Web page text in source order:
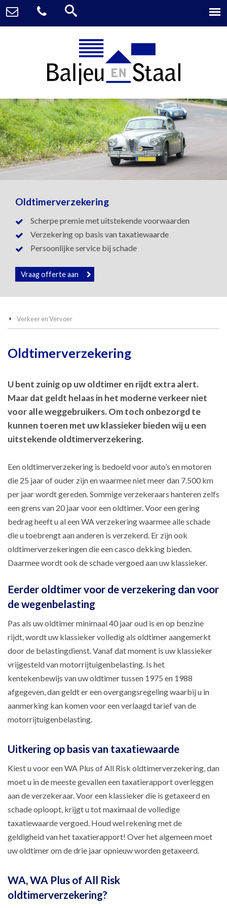
Oldtimerverzekering
Scherpe premie met uitstekende voorwaarden
Verzekering op basis van taxatiewaarde
Persoonlijke service bij schade
Vraag offerte aan
Verkeer en Vervoer
Oldtimerverzekering
U bent zuinig op uw oldtimer en rijdt extra alert.
Maar dat geldt helaas in het moderne verkeer niet
voor alle weggebruikers. Om toch onbezorgd te
kunnen toeren met uw klassieker bieden wij u een
uitstekende oldtimerverzekering.
Een oldtimerverzekering is bedoeld voor auto’s en motoren
die 25 jaar of ouder zijn en waarmee niet meer dan 7.500 km
per jaar wordt gereden. Sommige verzekeraars hanteren zelfs
een grens van 20 jaar voor een oldtimer. Voor een gering
bedrag heeft u al een WA verzekering waarmee alle schade
die u toebrengt aan anderen is verzekerd. Er zijn ook
oldtimerverzekeringen die een casco dekking bieden.
Daarmee wordt ook de schade vergoed aan uw klassieker.
Eerder oldtimer voor de verzekering dan voor
de wegenbelasting
Pas als uw oldtimer minimaal 40 jaar oud is en op benzine
rijdt, wordt uw klassieker volledig als oldtimer aangemerkt
door de belastingdienst. Vanaf dat moment is uw klassieker
vrijgesteld van motorrijtuigenbelasting. Is het
kentekenbewijs van uw oldtimer tussen 1975 en 1988
afgegeven, dan geldt er een overgangsregeling waarbij u in
aanmerking kan komen voor een verlaagd tarief van de
motorrijtuigenbelasting.
Uitkering op basis van taxatiewaarde
Kiest u voor een WA Plus of All Risk oldtimerverzekering, dan
moet u in de meeste gevallen een taxatierapport overleggen
aan de verzekeraar. Voor een klassieker die is getaxeerd en
schade oploopt, krijgt u tot maximaal de volledige
taxatiewaarde vergoed. Houd wel rekening met de
geldigheid van het taxatierapport! Over het algemeen moet
uw oldtimer om de drie jaar opnieuw worden getaxeerd.
WA, WA Plus of All Risk
oldtimerverzekering?